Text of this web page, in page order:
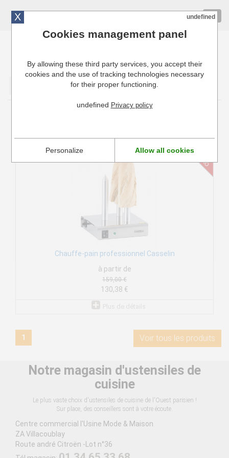
Cuisinresto: Ustensiles de cuisine pour professionnels
Chauffe-pain professionnel Casselin
à partir de
159,00 €
130,38 €
1 Voir tous les produits
Notre magasin d'ustensiles de
cuisine
Le plus vaste choix d'ustensiles de cuisine de l'Ouest parisien !
Sur place, des conseillers sont à votre écoute.
Centre commercial l'Usine Mode & Maison
ZA Villacoublay
Route andré Citroën -Lot n°36
X undefined
Cookies management panel
By allowing these third party services, you accept their
cookies and the use of tracking technologies necessary
for their proper functioning.
undefined Privacy policy
Personalize Allow all cookies